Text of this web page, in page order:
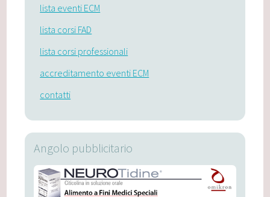
lista eventi ECM
lista corsi FAD
lista corsi professionali
accreditamento eventi ECM
contatti
Angolo pubblicitario